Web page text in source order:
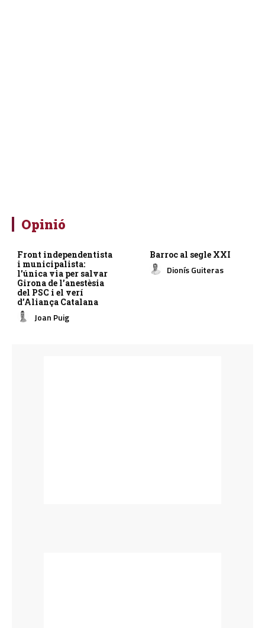
Opinió
Front independentista
i municipalista:
l’única via per salvar
Girona de l’anestèsia
del PSC i el verí
d’Aliança Catalana
Joan Puig
Barroc al segle XXI
Dionís Guiteras